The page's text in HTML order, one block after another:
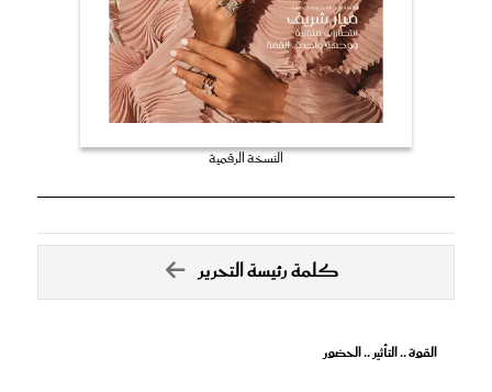
النسخة الرقمية
كلمة رئيسة التحرير
القوة .. التأثير .. الحضور